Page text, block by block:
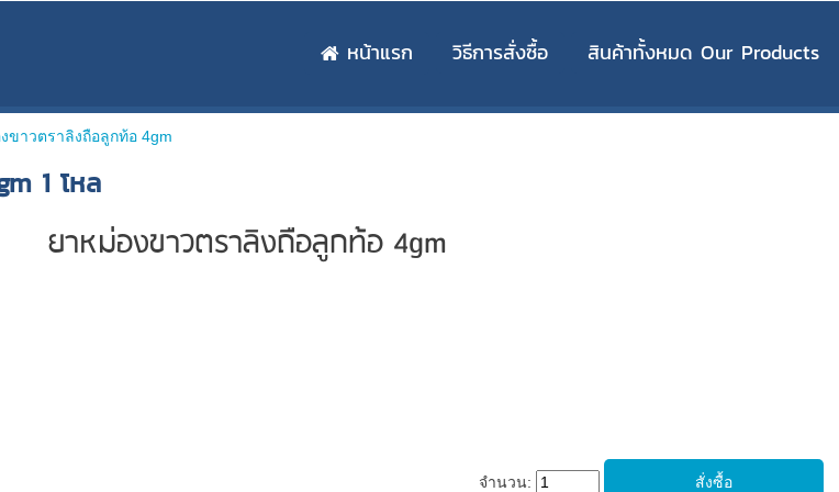
หน้าแรก วิธีการสั่งซื้อ สินค้าทั้งหมด Our Products
ขาวตราลิงถือลูกท้อ 4gm
1 โหล
ยาหม่องขาวตราลิงถือลูกท้อ 4gm
จำนวน: